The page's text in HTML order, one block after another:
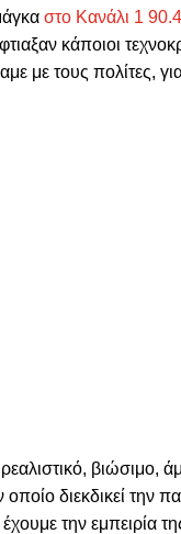
στο Κανάλι 1 90.4
κάποιοι
με τους πολίτες,
βιώσιμο,
διεκδικεί την
έχουμε την